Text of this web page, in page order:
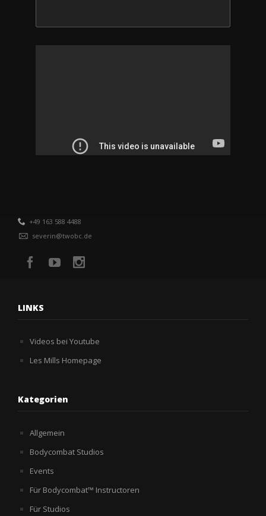
+49 163 588 4488
severin@twobc.de
LINKS
Videos bei Youtube
Les Mills Homepage
Kategorien
Allgemein
Bodycombat Studios
Events
Für Bodycombat™ Instructoren
Für Studios